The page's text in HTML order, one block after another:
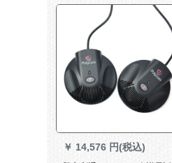
クの外付けされたサードドド
ドドのキップ
￥ 14,576 円(税込)